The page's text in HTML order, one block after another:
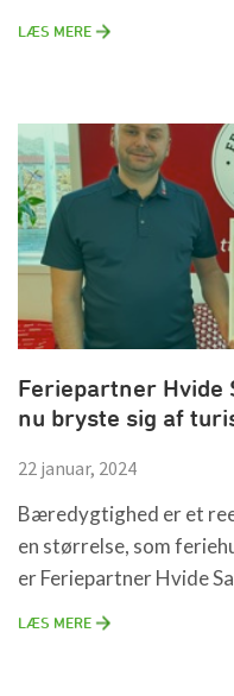
LÆS MERE
Feriepartner Hvide
nu bryste sig af
22 januar, 2024
Bæredygtighed er et
en størrelse, som
er Feriepartner Hvide
LÆS MERE